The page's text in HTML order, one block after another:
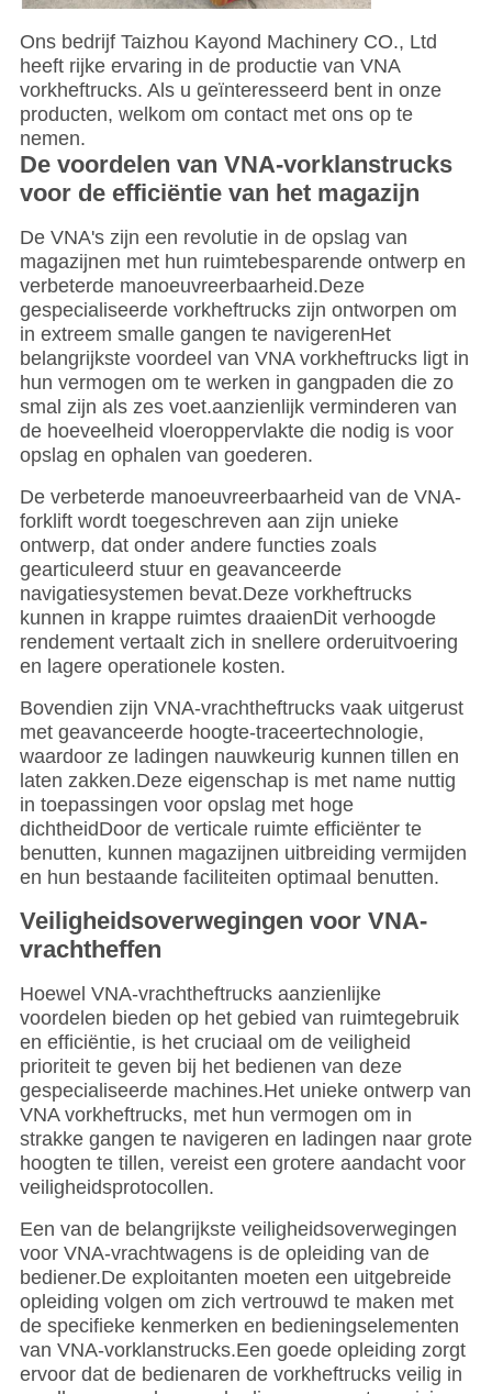
Ons bedrijf Taizhou Kayond Machinery CO., Ltd
heeft rijke ervaring in de productie van VNA
vorkheftrucks. Als u geïnteresseerd bent in onze
producten, welkom om contact met ons op te
nemen.
De voordelen van VNA-vorklanstrucks
voor de efficiëntie van het magazijn
De VNA's zijn een revolutie in de opslag van
magazijnen met hun ruimtebesparende ontwerp en
verbeterde manoeuvreerbaarheid.Deze
gespecialiseerde vorkheftrucks zijn ontworpen om
in extreem smalle gangen te navigerenHet
belangrijkste voordeel van VNA vorkheftrucks ligt in
hun vermogen om te werken in gangpaden die zo
smal zijn als zes voet.aanzienlijk verminderen van
de hoeveelheid vloeroppervlakte die nodig is voor
opslag en ophalen van goederen.
De verbeterde manoeuvreerbaarheid van de VNA-
forklift wordt toegeschreven aan zijn unieke
ontwerp, dat onder andere functies zoals
gearticuleerd stuur en geavanceerde
navigatiesystemen bevat.Deze vorkheftrucks
kunnen in krappe ruimtes draaienDit verhoogde
rendement vertaalt zich in snellere orderuitvoering
en lagere operationele kosten.
Bovendien zijn VNA-vrachtheftrucks vaak uitgerust
met geavanceerde hoogte-traceertechnologie,
waardoor ze ladingen nauwkeurig kunnen tillen en
laten zakken.Deze eigenschap is met name nuttig
in toepassingen voor opslag met hoge
dichtheidDoor de verticale ruimte efficiënter te
benutten, kunnen magazijnen uitbreiding vermijden
en hun bestaande faciliteiten optimaal benutten.
Veiligheidsoverwegingen voor VNA-
vrachtheffen
Hoewel VNA-vrachtheftrucks aanzienlijke
voordelen bieden op het gebied van ruimtegebruik
en efficiëntie, is het cruciaal om de veiligheid
prioriteit te geven bij het bedienen van deze
gespecialiseerde machines.Het unieke ontwerp van
VNA vorkheftrucks, met hun vermogen om in
strakke gangen te navigeren en ladingen naar grote
hoogten te tillen, vereist een grotere aandacht voor
veiligheidsprotocollen.
Een van de belangrijkste veiligheidsoverwegingen
voor VNA-vrachtwagens is de opleiding van de
bediener.De exploitanten moeten een uitgebreide
opleiding volgen om zich vertrouwd te maken met
de specifieke kenmerken en bedieningselementen
van VNA-vorklanstrucks.Een goede opleiding zorgt
ervoor dat de bedienaren de vorkheftrucks veilig in